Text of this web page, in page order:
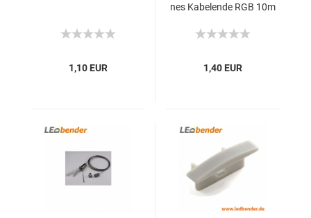
1,10 EUR
nes Kabelende RGB 10m
1,40 EUR